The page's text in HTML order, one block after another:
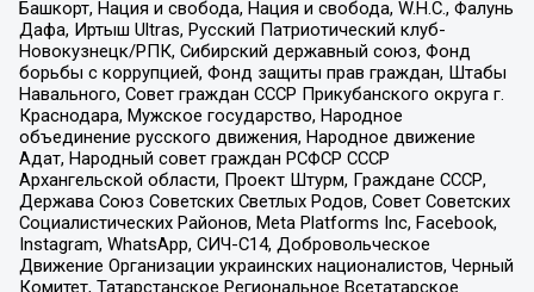
Башкорт, Нация и свобода, Нация и свобода, W.H.С., Фалунь
Дафа, Иртыш Ultras, Русский Патриотический клуб-
Новокузнецк/РПК, Сибирский державный союз, Фонд
борьбы с коррупцией, Фонд защиты прав граждан, Штабы
Навального, Совет граждан СССР Прикубанского округа г.
Краснодара, Мужское государство, Народное
объединение русского движения, Народное движение
Адат, Народный совет граждан РСФСР СССР
Архангельской области, Проект Штурм, Граждане СССР,
Держава Союз Советских Светлых Родов, Совет Советских
Социалистических Районов, Meta Platforms Inc, Facebook,
Instagram, WhatsApp, СИЧ-С14, Добровольческое
Движение Организации украинских националистов, Черный
Комитет, Татарстанское Региональное Всетатарское